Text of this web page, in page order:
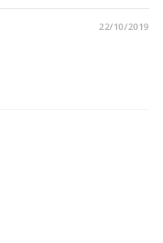
22/10/2019